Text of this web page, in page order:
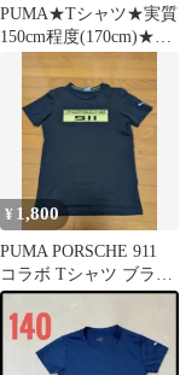
PUMA★Tシャツ★実質
150cm程度(170cm)★グ
¥ 1,800
PUMA PORSCHE 911
コラボ Tシャツ ブラッ
ク